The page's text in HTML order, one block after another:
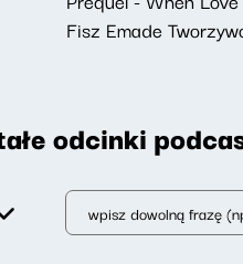
Fisz Emade
odcinki